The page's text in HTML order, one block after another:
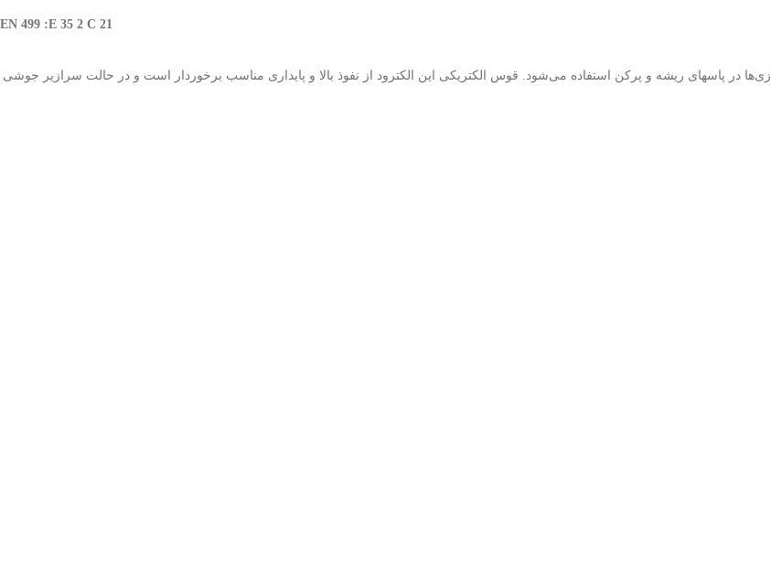
EN 499 :E 35 2 C 21
در پاسهای ریشه و پرکن استفاده می‌شود. قوس الکتریکی این الکترود از نفوذ بالا و پایداری مناسب برخوردار است و در حالت سرازیر جوشی